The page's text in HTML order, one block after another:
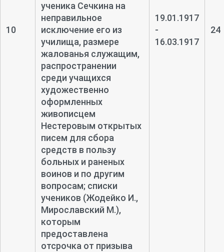
10
ученика Сечкина на
неправильное
исключение его из
училища, размере
жалованья служащим,
распространении
среди учащихся
художественно
оформленных
живописцем
Нестеровым открытых
писем для сбора
средств в пользу
больных и раненых
воинов и по другим
вопросам; списки
учеников (Жодейко И.,
Мирославский М.),
которым
предоставлена
отсрочка от призыва
19.01.1917
-
16.03.1917
24